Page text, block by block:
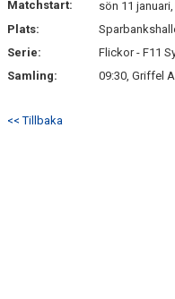
DOKUMENT
Matchstart:
sön 11
Plats:
Serie:
Flickor - F11
Samling:
09:30, Griffel
<< Tillbaka